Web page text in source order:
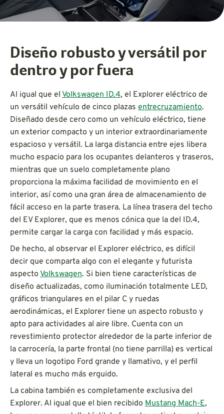
Diseño robusto y versátil por
dentro y por fuera
Al igual que el Volkswagen ID.4, el Explorer eléctrico de
un versátil vehículo de cinco plazas entrecruzamiento.
Diseñado desde cero como un vehículo eléctrico, tiene
un exterior compacto y un interior extraordinariamente
espacioso y versátil. La larga distancia entre ejes libera
mucho espacio para los ocupantes delanteros y traseros,
mientras que un suelo completamente plano
proporciona la máxima facilidad de movimiento en el
interior, así como una gran área de almacenamiento de
fácil acceso en la parte trasera. La línea trasera del techo
del EV Explorer, que es menos cónica que la del ID.4,
permite cargar la carga con facilidad y más espacio.
De hecho, al observar el Explorer eléctrico, es difícil
decir que comparta algo con el elegante y futurista
aspecto Volkswagen. Si bien tiene características de
diseño actualizadas, como iluminación totalmente LED,
gráficos triangulares en el pilar C y ruedas
aerodinámicas, el Explorer tiene un aspecto robusto y
apto para actividades al aire libre. Cuenta con un
revestimiento protector alrededor de la parte inferior de
la carrocería, la parte frontal (no tiene parrilla) es vertical
y lleva un logotipo Ford grande y llamativo, y el perfil
lateral es mucho más erguido.
La cabina también es completamente exclusiva del
Explorer. Al igual que el bien recibido Mustang Mach-E,